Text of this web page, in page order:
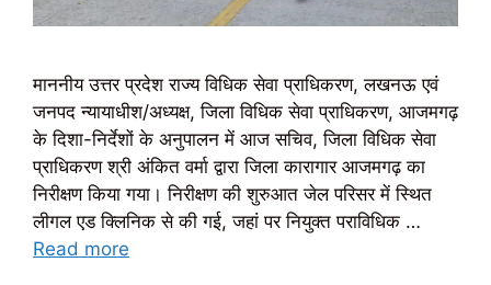
माननीय उत्तर प्रदेश राज्य विधिक सेवा प्राधिकरण, लखनऊ एवं
जनपद न्यायाधीश/अध्यक्ष, जिला विधिक सेवा प्राधिकरण, आजमगढ़
के दिशा-निर्देशों के अनुपालन में आज सचिव, जिला विधिक सेवा
प्राधिकरण श्री अंकित वर्मा द्वारा जिला कारागार आजमगढ़ का
निरीक्षण किया गया। निरीक्षण की शुरुआत जेल परिसर में स्थित
लीगल एड क्लिनिक से की गई, जहां पर नियुक्त पराविधिक …
Read more